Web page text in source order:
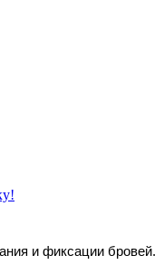
и фиксации бровей.